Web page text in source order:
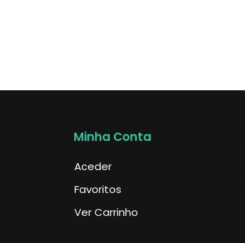
Minha Conta
Aceder
Favoritos
Ver Carrinho